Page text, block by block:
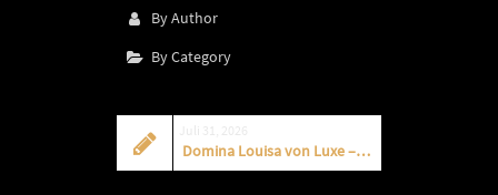
By Author
By Category
Domina Louisa von Luxe – AUGUST 2026